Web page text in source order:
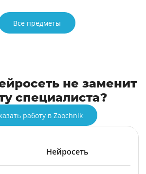
Все предметы
не заменит
специалиста?
работу в Zaochnik
Нейросеть